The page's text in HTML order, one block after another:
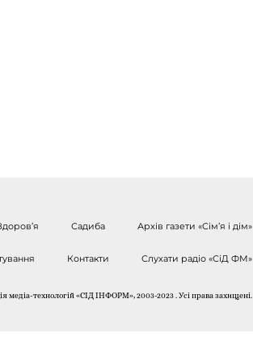
Садиба Архів газети «Сім’я і дім»
Контакти Слухати радіо «СіД ФМ»
медіа-технологій «СІД ІНФОРМ», 2003-2023 . Усі права захищені.